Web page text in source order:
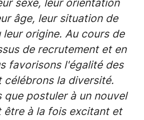
sexe, leur orientation
âge, leur situation de
leur origine. Au cours de
de recrutement et en
favorisons l'égalité des
célébrons la diversité.
que postuler à un nouvel
être à la fois excitant et